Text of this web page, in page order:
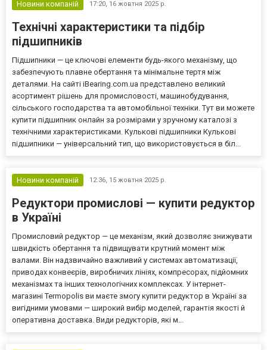
Новини компаній 17:20, 16 жовтня 2025 р.
Технічні характеристики та підбір
підшипників
Підшипники — це ключові елементи будь-якого механізму, що
забезпечують плавне обертання та мінімальне тертя між
деталями. На сайті iBearing.com.ua представлено великий
асортимент рішень для промисловості, машинобудування,
сільського господарства та автомобільної техніки. Тут ви можете
купити підшипник онлайн за розмірами у зручному каталозі з
технічними характеристиками. Кулькові підшипники Кулькові
підшипники — універсальний тип, що використовується в біл...
Новини компаній 12:36, 15 жовтня 2025 р.
Редуктори промислові — купити редуктор
в Україні
Промисловий редуктор — це механізм, який дозволяє знижувати
швидкість обертання та підвищувати крутний момент між
валами. Він надзвичайно важливий у системах автоматизації,
приводах конвеєрів, виробничих лініях, компресорах, підйомних
механізмах та інших технологічних комплексах. У інтернет-
магазині Termopolis ви маєте змогу купити редуктор в Україні за
вигідними умовами — широкий вибір моделей, гарантія якості й
оперативна доставка. Види редукторів, які м...